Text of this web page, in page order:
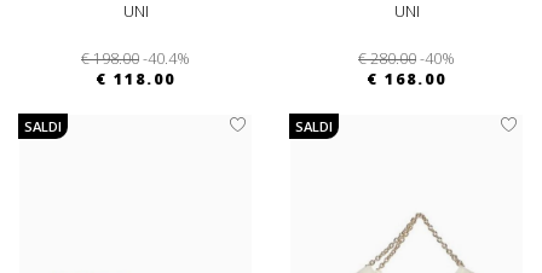
UNI
€ 198.00-40.4%
€ 118.00
UNI
€ 280.00-40%
€ 168.00
SALDI SALDI